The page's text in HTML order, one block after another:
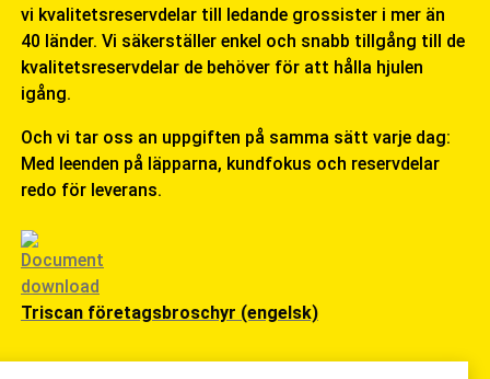
vi kvalitetsreservdelar till ledande grossister i mer än
40 länder. Vi säkerställer enkel och snabb tillgång till de
kvalitetsreservdelar de behöver för att hålla hjulen
igång.
Och vi tar oss an uppgiften på samma sätt varje dag:
Med leenden på läpparna, kundfokus och reservdelar
redo för leverans.
Triscan företagsbroschyr (engelsk)